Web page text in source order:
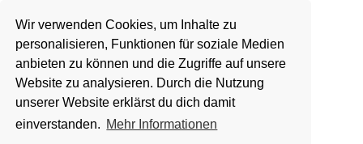
Wir verwenden Cookies, um Inhalte zu
personalisieren, Funktionen für soziale Medien
anbieten zu können und die Zugriffe auf unsere
Website zu analysieren. Durch die Nutzung
unserer Website erklärst du dich damit
einverstanden. Mehr Informationen